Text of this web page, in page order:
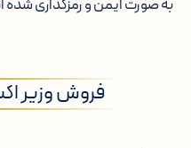
به صورت ایمن و رمزگذاری
فروش وزیر